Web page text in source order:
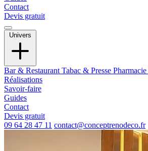
Contact
Devis gratuit
Univers
Bar & Restaurant Tabac & Presse Pharmacie
Réalisations
Savoir-faire
Guides
Contact
Devis gratuit
09 64 28 47 11 contact@conceptrenodeco.fr